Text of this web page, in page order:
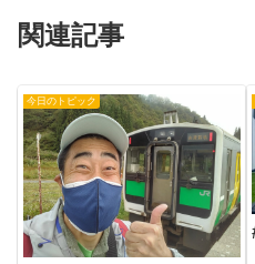
関連記事
今日のトピック